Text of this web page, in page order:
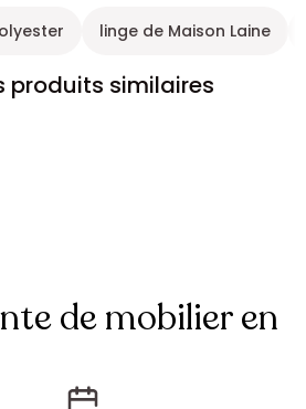
linge de Maison Laine
produits similaires
de mobilier en